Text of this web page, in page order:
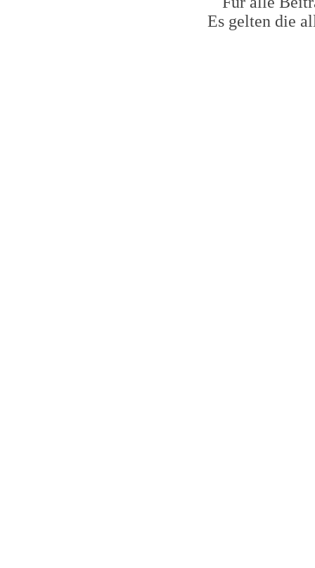
Es gelten die